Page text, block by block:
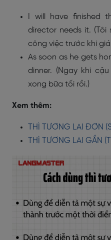
I will have finished
director needs it.
công việc trước khi
As soon as he gets
dinner. (Ngay khi
xong bữa tối rồi.)
Xem thêm:
THÌ TƯƠNG LAI ĐƠN
THÌ TƯƠNG LAI GẦN